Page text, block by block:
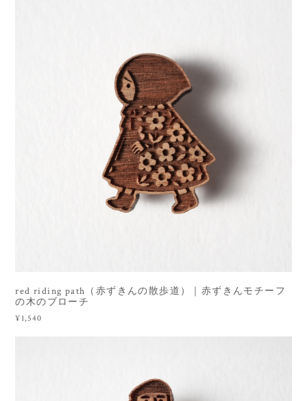
red riding path（赤ずきんの散歩道）｜赤ずきんモチーフ
の木のブローチ
¥1,540